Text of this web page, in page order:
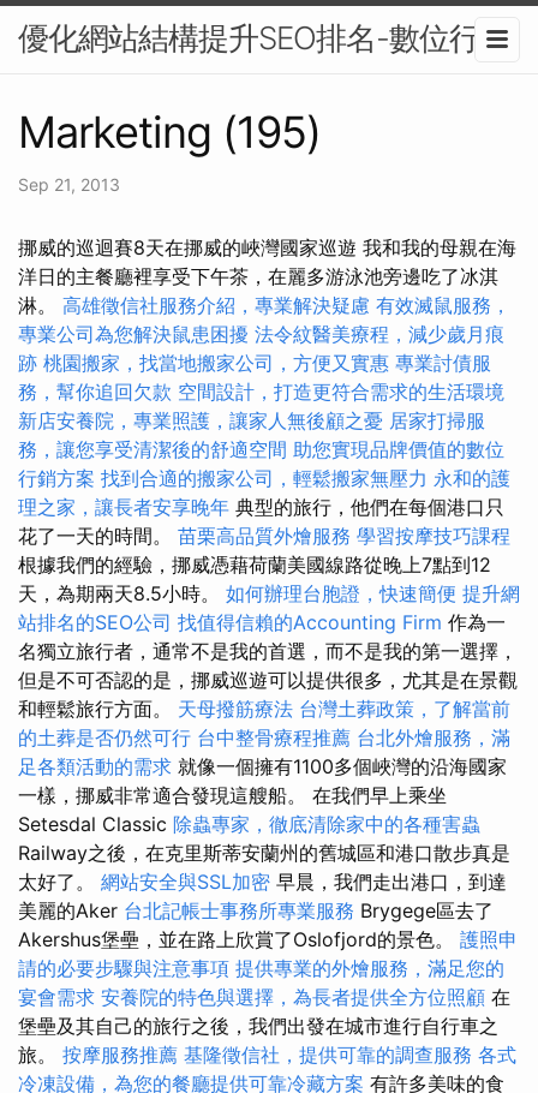
優化網站結構提升SEO排名-數位行銷
Marketing (195)
Sep 21, 2013
挪威的巡迴賽8天在挪威的峽灣國家巡遊 我和我的母親在海
洋日的主餐廳裡享受下午茶，在麗多游泳池旁邊吃了冰淇
淋。 高雄徵信社服務介紹，專業解決疑慮 有效滅鼠服務，
專業公司為您解決鼠患困擾 法令紋醫美療程，減少歲月痕
跡 桃園搬家，找當地搬家公司，方便又實惠 專業討債服
務，幫你追回欠款 空間設計，打造更符合需求的生活環境
新店安養院，專業照護，讓家人無後顧之憂 居家打掃服
務，讓您享受清潔後的舒適空間 助您實現品牌價值的數位
行銷方案 找到合適的搬家公司，輕鬆搬家無壓力 永和的護
理之家，讓長者安享晚年 典型的旅行，他們在每個港口只
花了一天的時間。 苗栗高品質外燴服務 學習按摩技巧課程
根據我們的經驗，挪威憑藉荷蘭美國線路從晚上7點到12
天，為期兩天8.5小時。 如何辦理台胞證，快速簡便 提升網
站排名的SEO公司 找值得信賴的Accounting Firm 作為一
名獨立旅行者，通常不是我的首選，而不是我的第一選擇，
但是不可否認的是，挪威巡遊可以提供很多，尤其是在景觀
和輕鬆旅行方面。 天母撥筋療法 台灣土葬政策，了解當前
的土葬是否仍然可行 台中整骨療程推薦 台北外燴服務，滿
足各類活動的需求 就像一個擁有1100多個峽灣的沿海國家
一樣，挪威非常適合發現這艘船。 在我們早上乘坐
Setesdal Classic 除蟲專家，徹底清除家中的各種害蟲
Railway之後，在克里斯蒂安蘭州的舊城區和港口散步真是
太好了。 網站安全與SSL加密 早晨，我們走出港口，到達
美麗的Aker 台北記帳士事務所專業服務 Brygege區去了
Akershus堡壘，並在路上欣賞了Oslofjord的景色。 護照申
請的必要步驟與注意事項 提供專業的外燴服務，滿足您的
宴會需求 安養院的特色與選擇，為長者提供全方位照顧 在
堡壘及其自己的旅行之後，我們出發在城市進行自行車之
旅。 按摩服務推薦 基隆徵信社，提供可靠的調查服務 各式
冷凍設備，為您的餐廳提供可靠冷藏方案 有許多美味的食